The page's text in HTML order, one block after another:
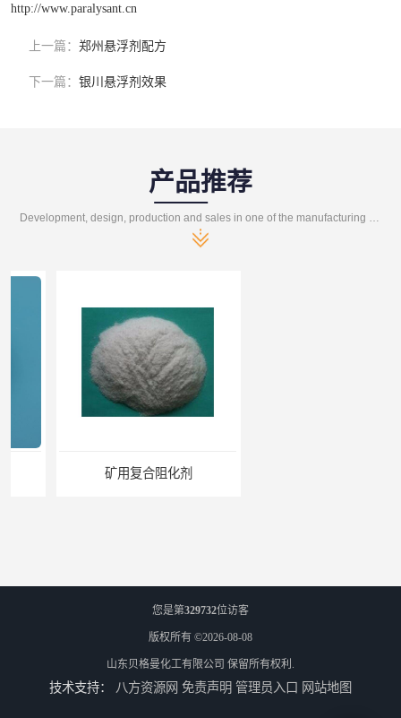
http://www.paralysant.cn
上一篇： 郑州悬浮剂配方
下一篇： 银川悬浮剂效果
产品推荐
Development, design, production and sales in one of the manufacturing enterprises
矿用复合阻化剂
您是第329732位访客
版权所有 ©2026-08-08
山东贝格曼化工有限公司 保留所有权利.
技术支持： 八方资源网 免责声明 管理员入口 网站地图